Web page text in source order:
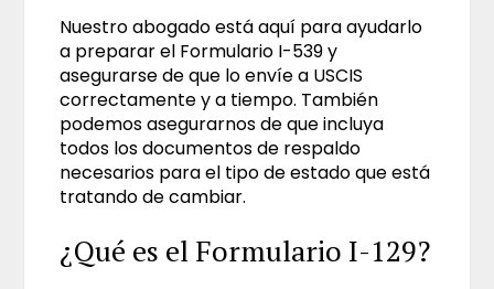
Nuestro abogado está aquí para ayudarlo
a preparar el Formulario I-539 y
asegurarse de que lo envíe a USCIS
correctamente y a tiempo. También
podemos asegurarnos de que incluya
todos los documentos de respaldo
necesarios para el tipo de estado que está
tratando de cambiar.
¿Qué es el Formulario I-129?